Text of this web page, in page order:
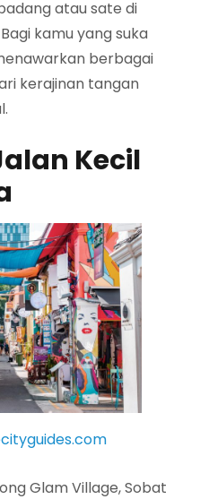
atau sate di
kamu yang suka
berbagai
kerajinan tangan
Kecil
Glam Village, Sobat